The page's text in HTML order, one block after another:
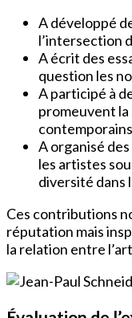
A développé
l’intersection
A écrit des
question les
A participé à
promeuvent la
A organisé
les artistes
diversité dans
Ces contributions
réputation mais
la relation entre